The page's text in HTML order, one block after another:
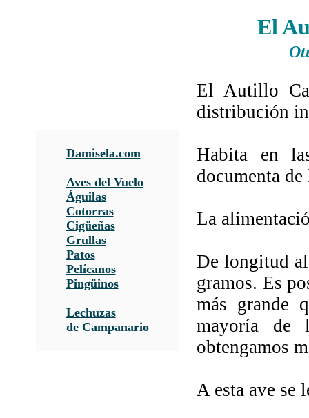
El
Damisela.com
Aves del Vuelo
Águilas
Cotorras
Cigüeñas
Grullas
Patos
Pelícanos
Pingüinos
Lechuzas
de Campanario
El Autillo
distribución
Habita en
documenta
La
De longitud
gramos. Es
más grande
mayoría de
obtengamos
A esta ave se